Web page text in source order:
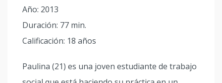
Año: 2013
Duración: 77 min.
Calificación: 18 años
Paulina (21) es una joven estudiante de trabajo